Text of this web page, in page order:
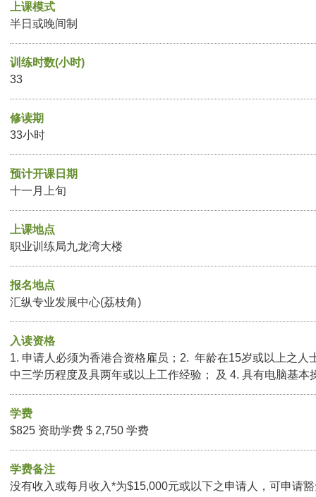
上课模式
半日或晚间制
训练时数(小时)
33
修读期
33小时
预计开课日期
十一月上旬
上课地点
职业训练局九龙湾大楼
报名地点
汇纵专业发展中心(荔枝角)
入读资格
1. 申请人必须为香港合资格雇员；2. 年龄在15岁或以上之人
中三学历程度及具两年或以上工作经验； 及 4. 具有电脑基本
学费
$825 资助学费 $ 2,750 学费
学费备注
没有收入或每月收入*为$15,000元或以下之申请人，可申请